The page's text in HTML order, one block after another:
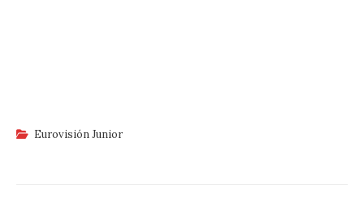
Eurovisión Junior